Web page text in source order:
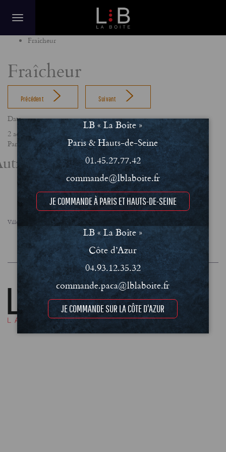
Fraîcheur
Fraîcheur
Précédent Suivant
Date
2 août 2019
Partager
actualités
Villes FAQ Le concept
Notre engagement RSE
Conditions Générales de Vente (CGV)
Mentions légales et Politique de confidentialité
LB « La Boîte »
Paris & Hauts-de-Seine
01.45.27.77.42
commande@lblaboite.fr
JE COMMANDE À PARIS ET HAUTS-DE-SEINE
LB « La Boîte »
Côte d’Azur
04.93.12.35.32
commande.paca@lblaboite.fr
JE COMMANDE SUR LA CÔTE D'AZUR